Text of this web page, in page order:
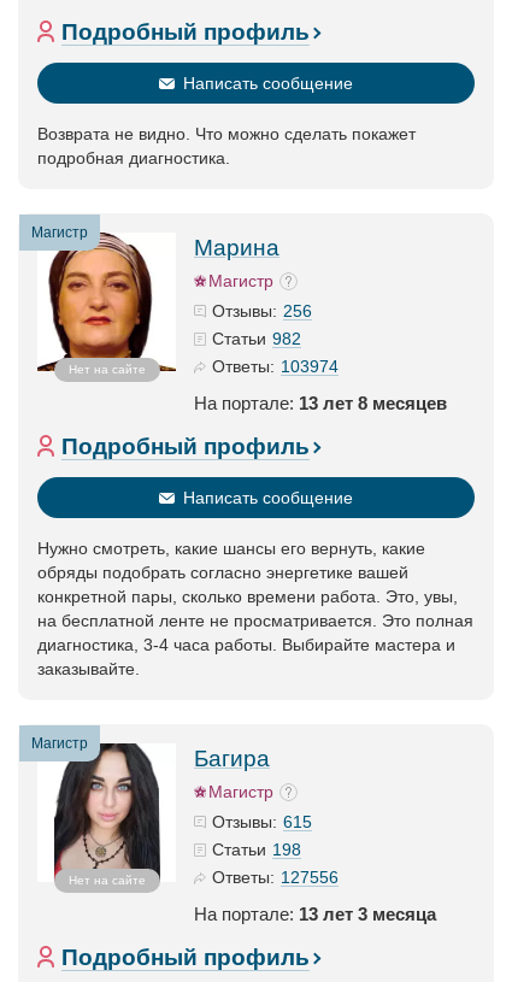
Подробный профиль
Написать сообщение
Возврата не видно. Что можно сделать покажет
подробная диагностика.
Магистр
Нет на сайте
Марина
Магистр
Отзывы: 256
Статьи 982
Ответы: 103974
На портале: 13 лет 8 месяцев
Подробный профиль
Написать сообщение
Нужно смотреть, какие шансы его вернуть, какие
обряды подобрать согласно энергетике вашей
конкретной пары, сколько времени работа. Это, увы,
на бесплатной ленте не просматривается. Это полная
диагностика, 3-4 часа работы. Выбирайте мастера и
заказывайте.
Магистр
Нет на сайте
Багира
Магистр
Отзывы: 615
Статьи 198
Ответы: 127556
На портале: 13 лет 3 месяца
Подробный профиль